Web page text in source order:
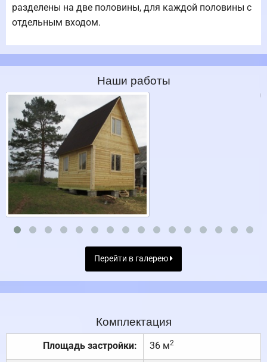
разделены на две половины, для каждой половины с
отдельным входом.
Наши работы
Перейти в галерею
Комплектация
Площадь застройки: 36 м2